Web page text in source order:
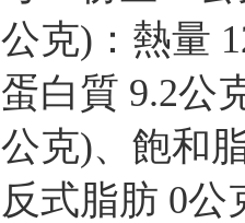
公克)：熱量
蛋白質 9.2公
公克)、飽和
反式脂肪 0公